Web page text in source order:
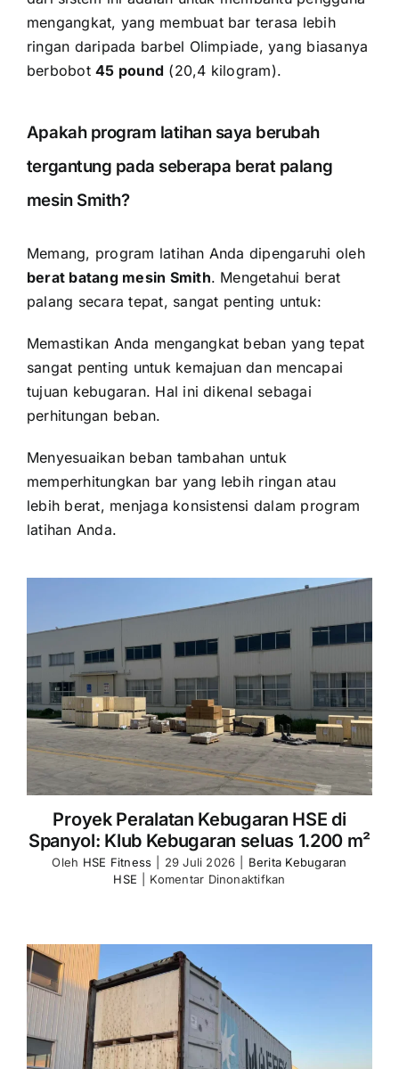
mengangkat, yang membuat bar terasa lebih
ringan daripada barbel Olimpiade, yang biasanya
berbobot45 pound (20,4 kilogram).
Apakah program latihan saya berubah
tergantung pada seberapa berat palang
mesin Smith?
Memang, program latihan Anda dipengaruhi oleh
berat batang mesin Smith. Mengetahui berat
palang secara tepat, sangat penting untuk:
Memastikan Anda mengangkat beban yang tepat
sangat penting untuk kemajuan dan mencapai
tujuan kebugaran. Hal ini dikenal sebagai
perhitungan beban.
Menyesuaikan beban tambahan untuk
memperhitungkan bar yang lebih ringan atau
lebih berat, menjaga konsistensi dalam program
latihan Anda.
Proyek Peralatan Kebugaran HSE di
Spanyol: Klub Kebugaran seluas 1.200 m²
Oleh HSE Fitness 29 Juli 2026
Berita Kebugaran
HSE
Komentar Dinonaktifkan
Project